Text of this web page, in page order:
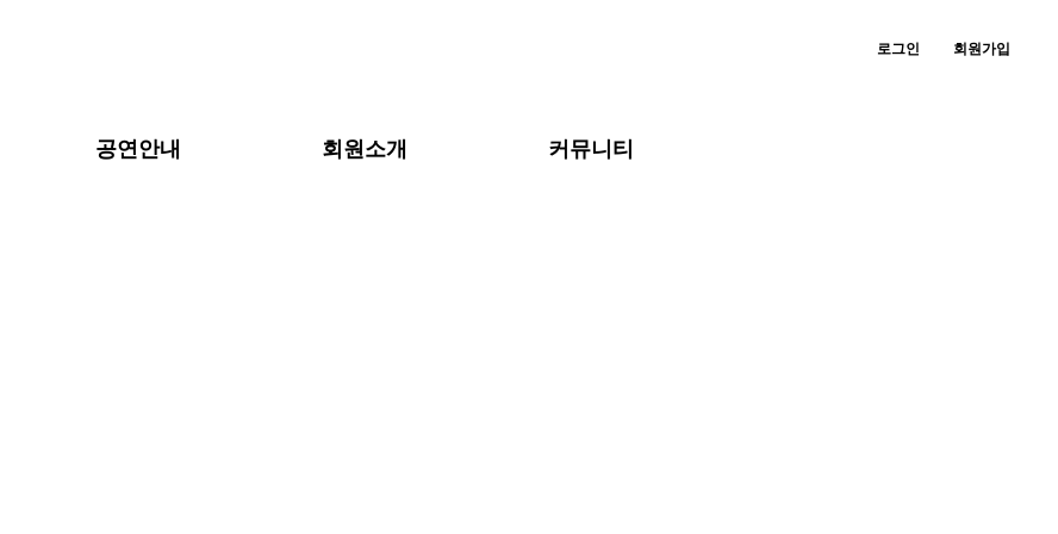
로그인 회원가입
공연안내 회원소개 커뮤니티